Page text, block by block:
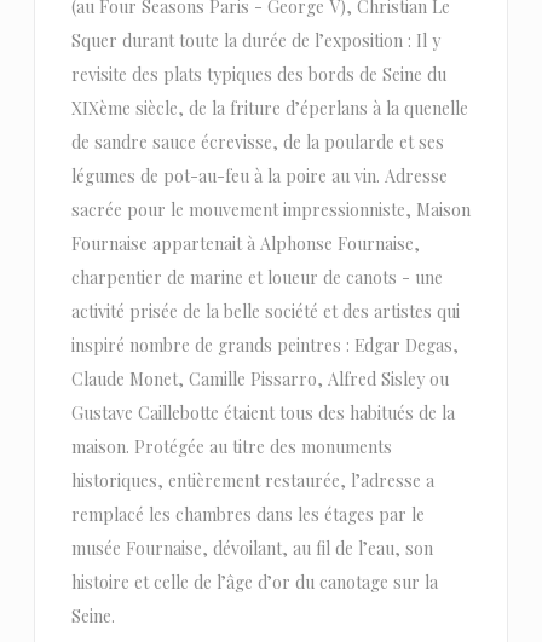
(au Four Seasons Paris - George V), Christian Le
Squer durant toute la durée de l’exposition : Il y
revisite des plats typiques des bords de Seine du
XIXème siècle, de la friture d’éperlans à la quenelle
de sandre sauce écrevisse, de la poularde et ses
légumes de pot-au-feu à la poire au vin. Adresse
sacrée pour le mouvement impressionniste, Maison
Fournaise appartenait à Alphonse Fournaise,
charpentier de marine et loueur de canots - une
activité prisée de la belle société et des artistes qui
inspiré nombre de grands peintres : Edgar Degas,
Claude Monet, Camille Pissarro, Alfred Sisley ou
Gustave Caillebotte étaient tous des habitués de la
maison. Protégée au titre des monuments
historiques, entièrement restaurée, l’adresse a
remplacé les chambres dans les étages par le
musée Fournaise, dévoilant, au fil de l’eau, son
histoire et celle de l’âge d’or du canotage sur la
Seine.